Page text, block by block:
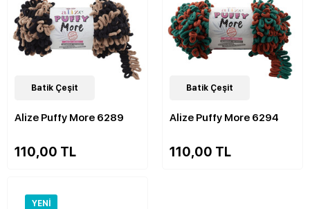
48Çeşit
Batik Çeşit
Alize Puffy More 6289
110,00 TL
47Çeşit
Batik Çeşit
Alize Puffy More 6294
110,00 TL
YENI